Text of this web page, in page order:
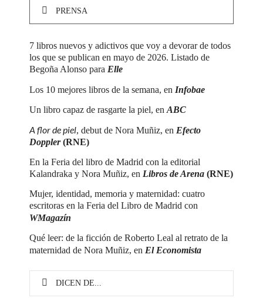
PRENSA
7 libros nuevos y adictivos que voy a devorar de todos
los que se publican en mayo de 2026. Listado de
Begoña Alonso para Elle
Los 10 mejores libros de la semana, en Infobae
Un libro capaz de rasgarte la piel, en ABC
A flor de piel, debut de Nora Muñiz, en Efecto
Doppler(RNE)
En la Feria del libro de Madrid con la editorial
Kalandraka y Nora Muñiz, en Libros de Arena (RNE)
Mujer, identidad, memoria y maternidad: cuatro
escritoras en la Feria del Libro de Madrid con
WMagazín
Qué leer: de la ficción de Roberto Leal al retrato de la
maternidad de Nora Muñiz, en El Economista
DICEN DE...